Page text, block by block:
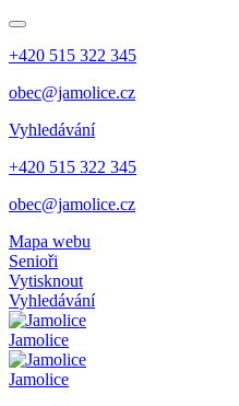
+420 515 322 345
obec@jamolice.cz
Vyhledávání
+420 515 322 345
obec@jamolice.cz
Mapa webu
Senioři
Vytisknout
Vyhledávání
Jamolice
Jamolice